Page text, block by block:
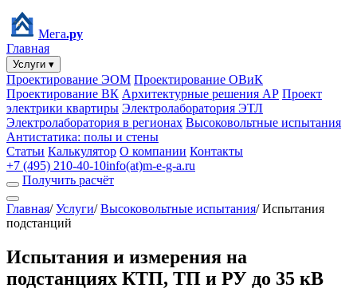
Мега.ру
Главная
Услуги ▾
Проектирование ЭОМ Проектирование ОВиК
Проектирование ВК Архитектурные решения АР Проект
электрики квартиры Электролаборатория ЭТЛ
Электролаборатория в регионах Высоковольтные испытания
Антистатика: полы и стены
Статьи Калькулятор О компании Контакты
+7 (495) 210-40-10info(at)m-e-g-a.ru
Получить расчёт
Главная/ Услуги/ Высоковольтные испытания/Испытания
подстанций
Испытания и измерения на
подстанциях КТП, ТП и РУ до 35 кВ